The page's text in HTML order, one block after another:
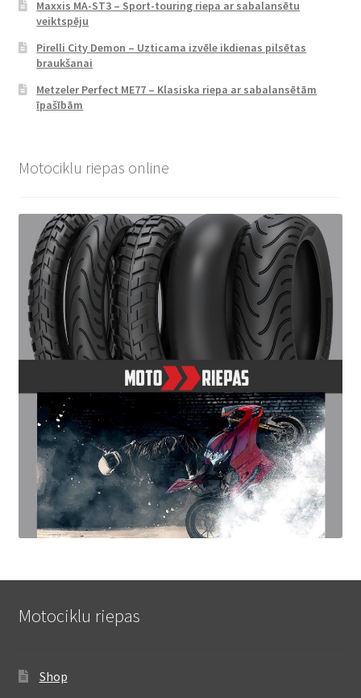
Maxxis MA-ST3 – Sport-touring riepa ar sabalansētu
veiktspēju
Pirelli City Demon – Uzticama izvēle ikdienas pilsētas
braukšanai
Metzeler Perfect ME77 – Klasiska riepa ar sabalansētām
īpašībām
Motociklu riepas online
Motociklu riepas
Shop